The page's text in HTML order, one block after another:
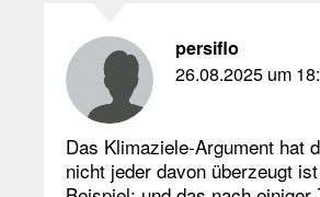
persiflo
26.08.2025 um
Das Klimaziele-Argument hat
nicht jeder davon überzeugt